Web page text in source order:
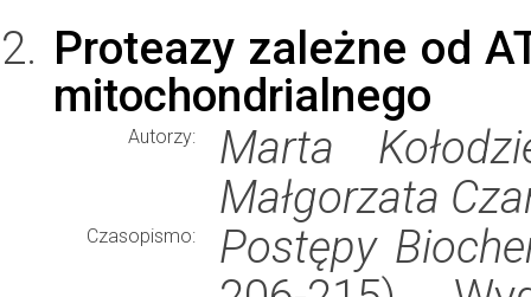
Proteazy zależne od
mitochondrialnego
Autorzy:
Marta
Małgorzata
Czasopismo:
Postępy